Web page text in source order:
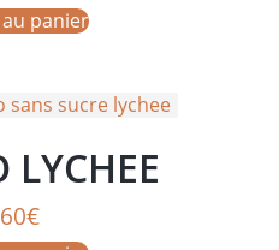
panier
LYCHEE
€